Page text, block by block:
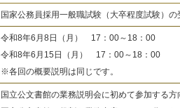
国家公務員採用一般職試験（大卒程度試験）
令和8年6月8日（月） 17：00～18：00
令和8年6月15日（月） 17：00～18：00
※各回の概要説明は同じです。
国立公文書館の業務説明会に初めて参加する